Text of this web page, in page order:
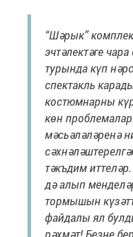
“Шәрык”
эчтәлектәге
турында күп
спектакль
костюмнарны
көн
мәсьәләләренә
тәкъдим
дә алып
тормышын
файдалы ял
рәхмәт! Безне